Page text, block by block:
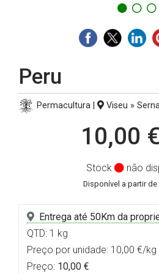
Peru
Permacultura | Viseu »
10,00 €
Stock não
Disponível a partir de
Entrega até 50Km da
QTD: 1 kg
Preço por unidade: 10,00 €/kg
Preço: 10,00 €